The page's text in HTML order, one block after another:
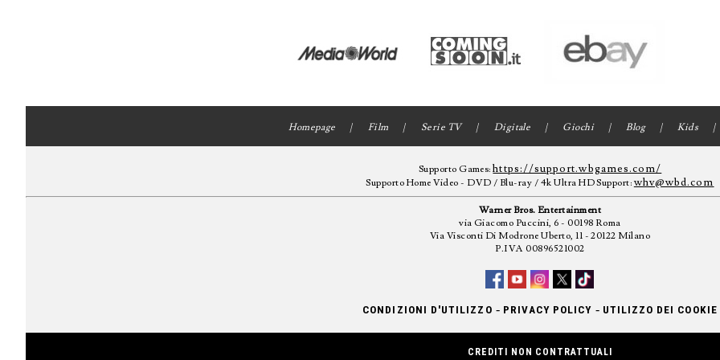
Homepage Film Serie TV Digitale Giochi Blog Kids
Supporto Games:https://support.wbgames.com/
Supporto Home Video - DVD / Blu-ray / 4k Ultra HD Support:whv@wbd.com
Warner Bros. Entertainment
via Giacomo Puccini, 6 - 00198 Roma
Via Visconti Di Modrone Uberto, 11 - 20122 Milano
P.IVA 00896521002
CONDIZIONI D'UTILIZZO - PRIVACY POLICY - UTILIZZO DEI COOKIE
CREDITI NON CONTRATTUALI